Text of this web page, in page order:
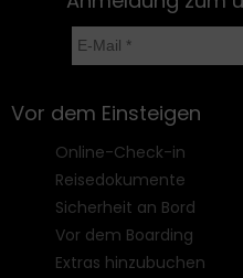
Vor dem Einsteigen
Online-Check-in
Reisedokumente
Sicherheit an Bord
Vor dem Boarding
Extras hinzubuchen